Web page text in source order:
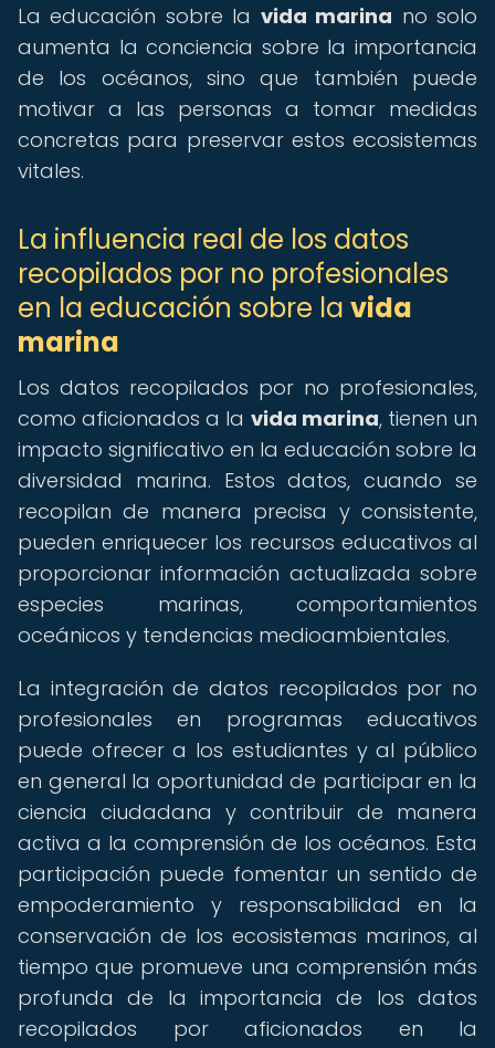
La educación sobre la vida marina no solo
aumenta la conciencia sobre la importancia
de los océanos, sino que también puede
motivar a las personas a tomar medidas
concretas para preservar estos ecosistemas
vitales.
La influencia real de los datos
recopilados por no profesionales
en la educación sobre la vida
marina
Los datos recopilados por no profesionales,
como aficionados a la vida marina, tienen un
impacto significativo en la educación sobre la
diversidad marina. Estos datos, cuando se
recopilan de manera precisa y consistente,
pueden enriquecer los recursos educativos al
proporcionar información actualizada sobre
especies marinas, comportamientos
oceánicos y tendencias medioambientales.
La integración de datos recopilados por no
profesionales en programas educativos
puede ofrecer a los estudiantes y al público
en general la oportunidad de participar en la
ciencia ciudadana y contribuir de manera
activa a la comprensión de los océanos. Esta
participación puede fomentar un sentido de
empoderamiento y responsabilidad en la
conservación de los ecosistemas marinos, al
tiempo que promueve una comprensión más
profunda de la importancia de los datos
recopilados por aficionados en la